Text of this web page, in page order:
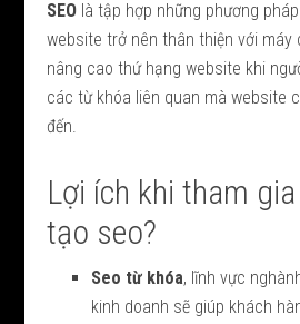
SEO là tập hợp những phương
website trở nên thân thiện với máy
nâng cao thứ hạng website khi
các từ khóa liên quan mà website
đến.
Lợi ích khi tham
tạo seo?
Seo từ khóa, lĩnh vực
kinh doanh sẽ giúp khách